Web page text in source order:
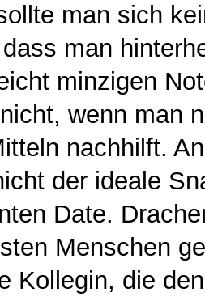
man sich
man
minzigen
wenn man
nachhilft.
der ideale
Date.
Menschen
Kollegin, die